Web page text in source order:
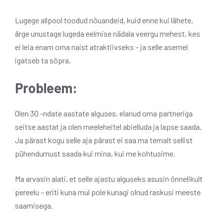
Lugege allpool toodud nõuandeid, kuid enne kui lähete,
ärge unustage lugeda eelmise nädala veergu mehest, kes
ei leia enam oma naist atraktiivseks – ja selle asemel
igatseb ta sõpra.
Probleem:
Olen 30 -ndate aastate alguses, elanud oma partneriga
seitse aastat ja olen meeleheitel abielluda ja lapse saada.
Ja pärast kogu selle aja pärast ei saa ma temalt sellist
pühendumust saada kui mina, kui me kohtusime.
Ma arvasin alati, et selle ajastu alguseks asusin õnnelikult
pereelu – eriti kuna mul pole kunagi olnud raskusi meeste
saamisega.